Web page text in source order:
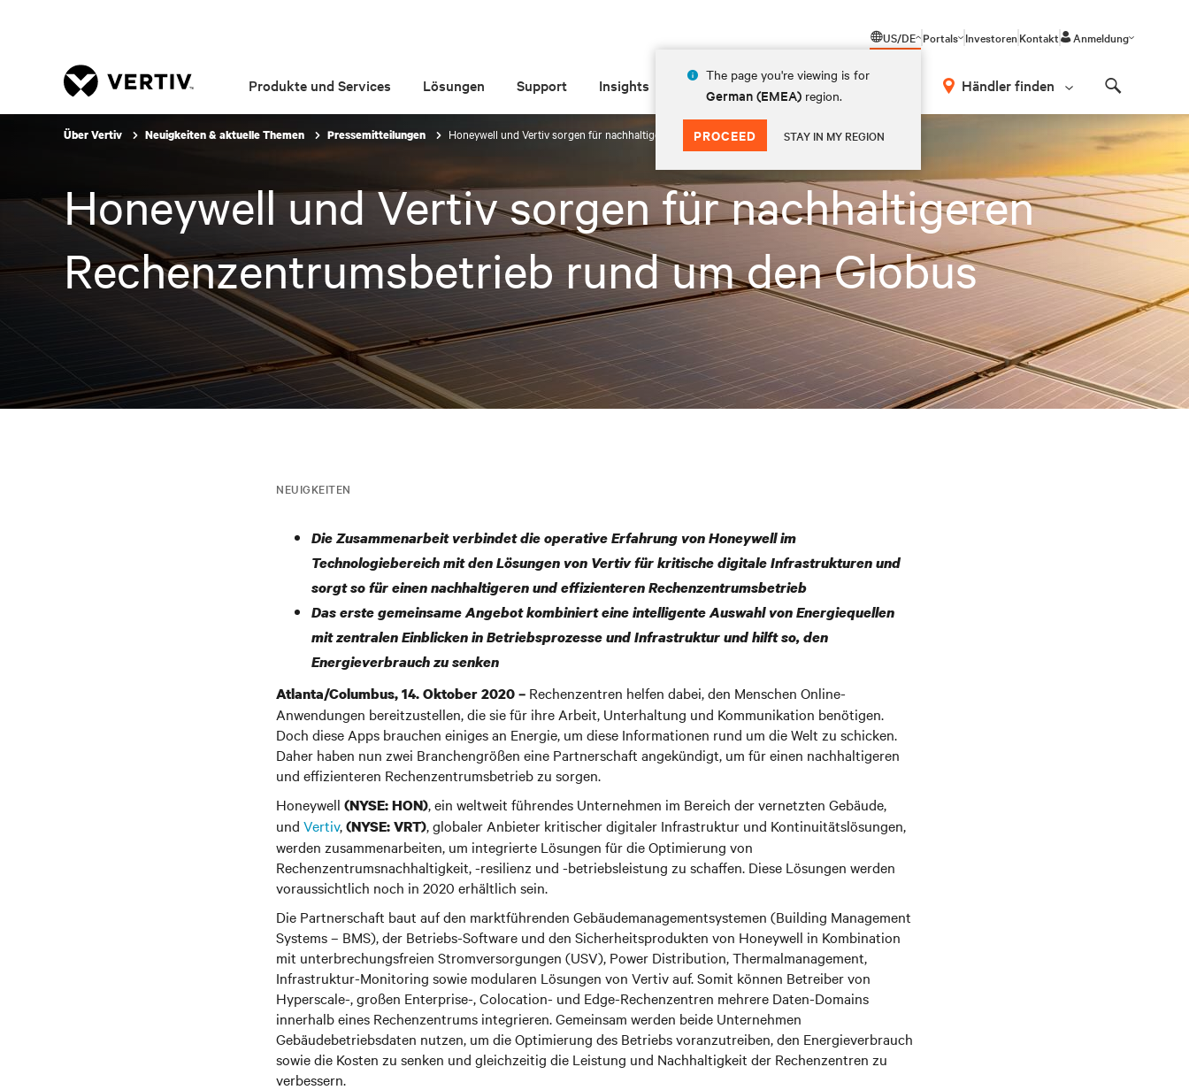
US/DE
The page you're viewing is for
German (EMEA) region.
PROCEED STAY IN MY REGION
Portals InvestorenKontakt Anmeldung
Produkte und Services Lösungen Support Insights Über Vertiv Händler finden
Über Vertiv Neuigkeiten & aktuelle Themen Pressemitteilungen Honeywell und Vertiv sorgen für nachhaltigeren Rechenzentrumsbetrieb rund um den Globus
Honeywell und Vertiv sorgen für nachhaltigeren
Rechenzentrumsbetrieb rund um den Globus
NEUIGKEITEN
Die Zusammenarbeit verbindet die operative Erfahrung von Honeywell im
Technologiebereich mit den Lösungen von Vertiv für kritische digitale Infrastrukturen und
sorgt so für einen nachhaltigeren und effizienteren Rechenzentrumsbetrieb
Das erste gemeinsame Angebot kombiniert eine intelligente Auswahl von Energiequellen
mit zentralen Einblicken in Betriebsprozesse und Infrastruktur und hilft so, den
Energieverbrauch zu senken
Atlanta/Columbus, 14. Oktober 2020 – Rechenzentren helfen dabei, den Menschen Online-
Anwendungen bereitzustellen, die sie für ihre Arbeit, Unterhaltung und Kommunikation benötigen.
Doch diese Apps brauchen einiges an Energie, um diese Informationen rund um die Welt zu schicken.
Daher haben nun zwei Branchengrößen eine Partnerschaft angekündigt, um für einen nachhaltigeren
und effizienteren Rechenzentrumsbetrieb zu sorgen.
Honeywell (NYSE: HON), ein weltweit führendes Unternehmen im Bereich der vernetzten Gebäude,
und Vertiv,(NYSE: VRT), globaler Anbieter kritischer digitaler Infrastruktur und Kontinuitätslösungen,
werden zusammenarbeiten, um integrierte Lösungen für die Optimierung von
Rechenzentrumsnachhaltigkeit, -resilienz und -betriebsleistung zu schaffen. Diese Lösungen werden
voraussichtlich noch in 2020 erhältlich sein.
Die Partnerschaft baut auf den marktführenden Gebäudemanagementsystemen (Building Management
Systems – BMS), der Betriebs-Software und den Sicherheitsprodukten von Honeywell in Kombination
mit unterbrechungsfreien Stromversorgungen (USV), Power Distribution, Thermalmanagement,
Infrastruktur-Monitoring sowie modularen Lösungen von Vertiv auf. Somit können Betreiber von
Hyperscale-, großen Enterprise-, Colocation- und Edge-Rechenzentren mehrere Daten-Domains
innerhalb eines Rechenzentrums integrieren. Gemeinsam werden beide Unternehmen
Gebäudebetriebsdaten nutzen, um die Optimierung des Betriebs voranzutreiben, den Energieverbrauch
sowie die Kosten zu senken und gleichzeitig die Leistung und Nachhaltigkeit der Rechenzentren zu
verbessern.